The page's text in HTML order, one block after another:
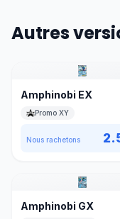
Autres
Amphinobi EX
Promo XY
Nous rachetons
Amphinobi GX